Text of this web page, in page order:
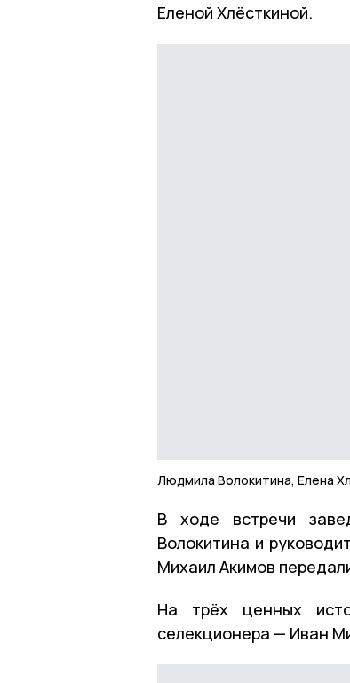
Еленой Хлёсткиной.
Людмила Волокитина, Елена
В ходе встречи
Волокитина и
Михаил Акимов
На трёх ценных
селекционера — Иван